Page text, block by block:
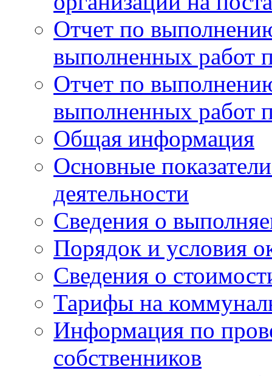
Отчет по
выполненных работ
Отчет по
выполненных работ
Общая информация
Основные
деятельности
Сведения о
Порядок и условия
Сведения о
Тарифы на
Информация по
собственников